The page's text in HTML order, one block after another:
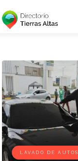
LAVADO DE AUTOS